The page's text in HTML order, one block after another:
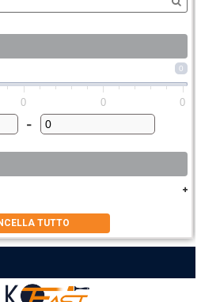
0
0 0 0
Minimum Price
-
Maximum Price
TUTTO